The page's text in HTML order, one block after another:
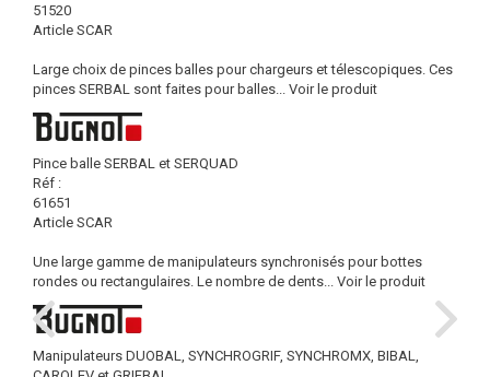
51520
Article SCAR
Large choix de pinces balles pour chargeurs et télescopiques. Ces
pinces SERBAL sont faites pour balles... Voir le produit
Pince balle SERBAL et SERQUAD
Réf :
61651
Article SCAR
Une large gamme de manipulateurs synchronisés pour bottes
rondes ou rectangulaires. Le nombre de dents... Voir le produit
Manipulateurs DUOBAL, SYNCHROGRIF, SYNCHROMX, BIBAL,